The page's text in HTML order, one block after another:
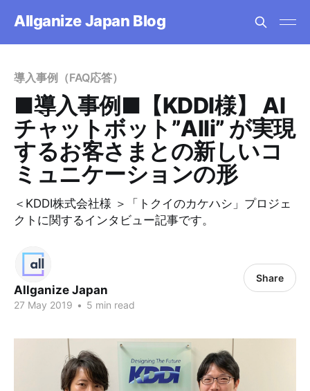
Allganize Japan Blog
導入事例（FAQ応答）
■導入事例■【KDDI様】 AI
チャットボット”Alli” が実現
するお客さまとの新しいコ
ミュニケーションの形
＜KDDI株式会社様 ＞「トクイのカケハシ」プロジェ
クトに関するインタビュー記事です。
Allganize Japan
27 May 2019 • 5 min read
Share